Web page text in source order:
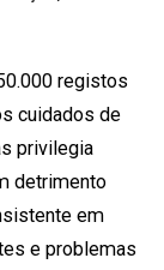
registos
cuidados de
privilegia
detrimento
em
e problemas